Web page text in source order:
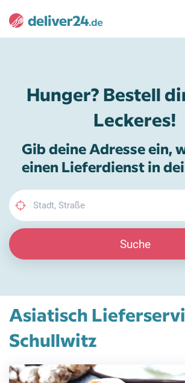
Hunger? Bestell
Leckeres!
Gib deine Adresse ein,
einen Lieferdienst in
Suche
Asiatisch
Schullwitz